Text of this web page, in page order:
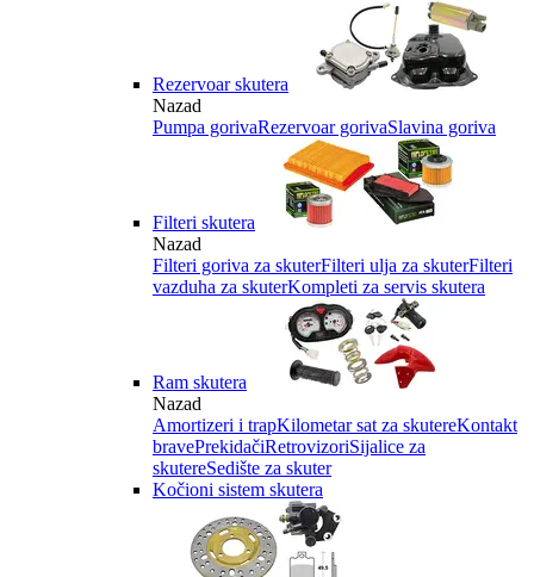
Rezervoar skutera
Nazad
Pumpa gorivaRezervoar gorivaSlavina goriva
Filteri skutera
Nazad
Filteri goriva za skuterFilteri ulja za skuterFilteri
vazduha za skuterKompleti za servis skutera
Ram skutera
Nazad
Amortizeri i trapKilometar sat za skutereKontakt
bravePrekidačiRetrovizoriSijalice za
skutereSedište za skuter
Kočioni sistem skutera